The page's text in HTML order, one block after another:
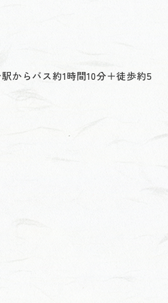
からバス約1時間10分＋徒歩約5